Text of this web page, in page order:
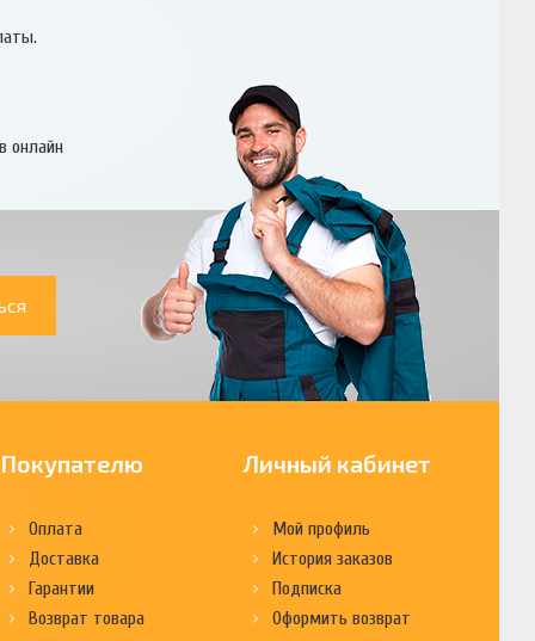
онлайн
Покупателю
Оплата
Доставка
Гарантии
Возврат товара
Личный кабинет
Мой профиль
История заказов
Подписка
Оформить возврат